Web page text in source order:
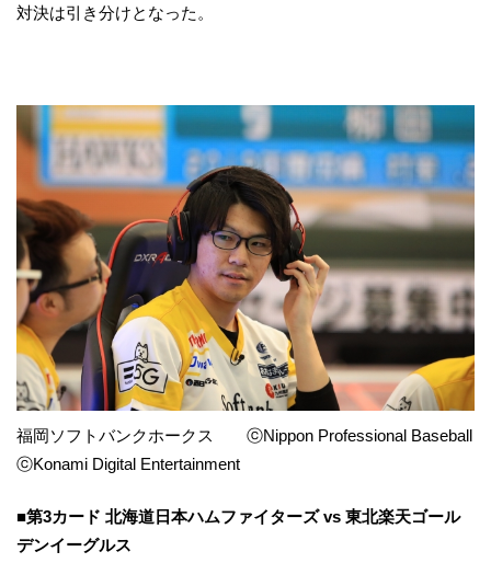
対決は引き分けとなった。
福岡ソフトバンクホークス ⓒNippon Professional Baseball
ⓒKonami Digital Entertainment
■第3カード 北海道日本ハムファイターズ vs 東北楽天ゴール
デンイーグルス